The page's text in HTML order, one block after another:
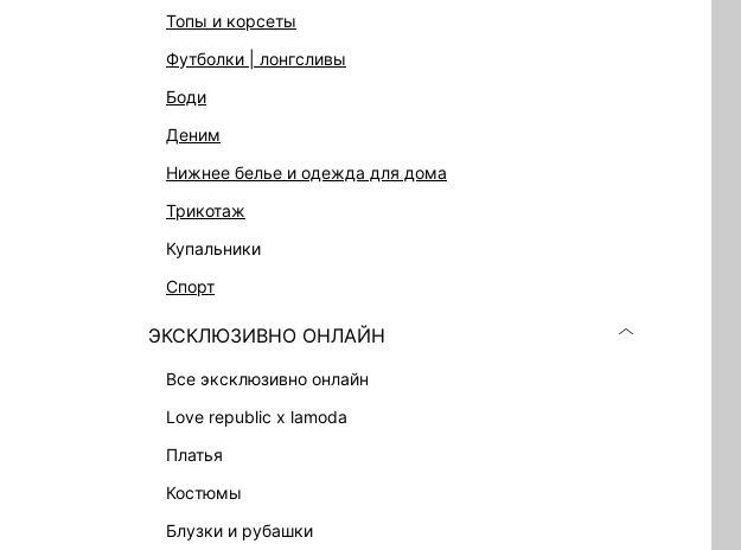
топы и корсеты
футболки | лонгсливы
боди
деним
нижнее белье и одежда для дома
трикотаж
купальники
спорт
ЭКСКЛЮЗИВНО ОНЛАЙН
все эксклюзивно онлайн
love republic x lamoda
платья
костюмы
блузки и рубашки
КАПСУЛЬНЫЙ ГАРДЕРОБ
В ОТТЕНКАХ СЕРОГО
LOVE REPUBLIC MAISON
ДАЙДЖЕСТ